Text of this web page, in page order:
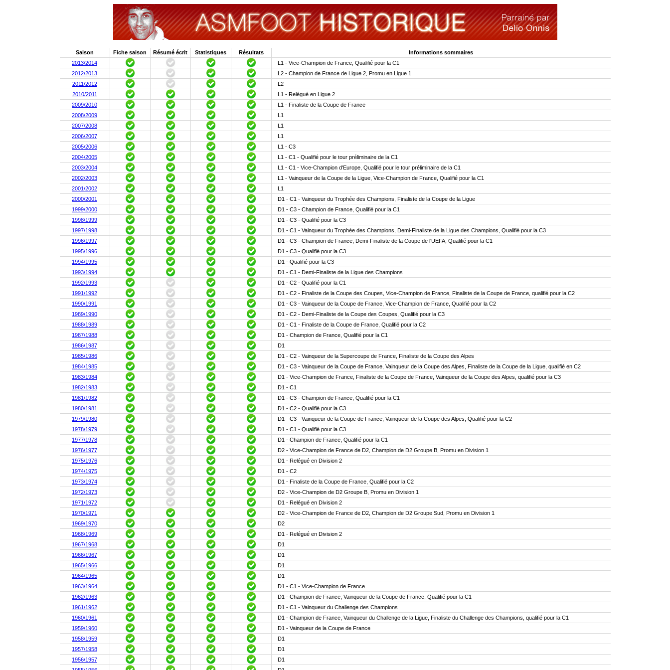
Saison Fiche saison Résumé écrit Statistiques Résultats
Informations sommaires
2013/2014
L1 - Vice-Champion de France, Qualifié pour la C1
2012/2013
L2 - Champion de France de Ligue 2, Promu en Ligue 1
2011/2012
L2
2010/2011
L1 - Relégué en Ligue 2
2009/2010
L1 - Finaliste de la Coupe de France
2008/2009
L1
2007/2008
L1
2006/2007
L1
2005/2006
L1 - C3
2004/2005
L1 - C1 - Qualifié pour le tour préliminaire de la C1
2003/2004
L1 - C1 - Vice-Champion d'Europe, Qualifié pour le tour préliminaire de la C1
2002/2003
L1 - Vainqueur de la Coupe de la Ligue, Vice-Champion de France, Qualifié pour la C1
2001/2002
L1
2000/2001
D1 - C1 - Vainqueur du Trophée des Champions, Finaliste de la Coupe de la Ligue
1999/2000
D1 - C3 - Champion de France, Qualifié pour la C1
1998/1999
D1 - C3 - Qualifié pour la C3
1997/1998
D1 - C1 - Vainqueur du Trophée des Champions, Demi-Finaliste de la Ligue des Champions, Qualifié pour la C3
1996/1997
D1 - C3 - Champion de France, Demi-Finaliste de la Coupe de l'UEFA, Qualifié pour la C1
1995/1996
D1 - C3 - Qualifié pour la C3
1994/1995
D1 - Qualifié pour la C3
1993/1994
D1 - C1 - Demi-Finaliste de la Ligue des Champions
1992/1993
D1 - C2 - Qualifié pour la C1
1991/1992
D1 - C2 - Finaliste de la Coupe des Coupes, Vice-Champion de France, Finaliste de la Coupe de France, qualifié pour la C2
1990/1991
D1 - C3 - Vainqueur de la Coupe de France, Vice-Champion de France, Qualifié pour la C2
1989/1990
D1 - C2 - Demi-Finaliste de la Coupe des Coupes, Qualifié pour la C3
1988/1989
D1 - C1 - Finaliste de la Coupe de France, Qualifié pour la C2
1987/1988
D1 - Champion de France, Qualifié pour la C1
1986/1987
D1
1985/1986
D1 - C2 - Vainqueur de la Supercoupe de France, Finaliste de la Coupe des Alpes
1984/1985
D1 - C3 - Vainqueur de la Coupe de France, Vainqueur de la Coupe des Alpes, Finaliste de la Coupe de la Ligue, qualifié en C2
1983/1984
D1 - Vice-Champion de France, Finaliste de la Coupe de France, Vainqueur de la Coupe des Alpes, qualifié pour la C3
1982/1983
D1 - C1
1981/1982
D1 - C3 - Champion de France, Qualifié pour la C1
1980/1981
D1 - C2 - Qualifié pour la C3
1979/1980
D1 - C3 - Vainqueur de la Coupe de France, Vainqueur de la Coupe des Alpes, Qualifié pour la C2
1978/1979
D1 - C1 - Qualifié pour la C3
1977/1978
D1 - Champion de France, Qualifié pour la C1
1976/1977
D2 - Vice-Champion de France de D2, Champion de D2 Groupe B, Promu en Division 1
1975/1976
D1 - Relégué en Division 2
1974/1975
D1 - C2
1973/1974
D1 - Finaliste de la Coupe de France, Qualifié pour la C2
1972/1973
D2 - Vice-Champion de D2 Groupe B, Promu en Division 1
1971/1972
D1 - Relégué en Division 2
1970/1971
D2 - Vice-Champion de France de D2, Champion de D2 Groupe Sud, Promu en Division 1
1969/1970
D2
1968/1969
D1 - Relégué en Division 2
1967/1968
D1
1966/1967
D1
1965/1966
D1
1964/1965
D1
1963/1964
D1 - C1 - Vice-Champion de France
1962/1963
D1 - Champion de France, Vainqueur de la Coupe de France, Qualifié pour la C1
1961/1962
D1 - C1 - Vainqueur du Challenge des Champions
1960/1961
D1 - Champion de France, Vainqueur du Challenge de la Ligue, Finaliste du Challenge des Champions, qualifié pour la C1
1959/1960
D1 - Vainqueur de la Coupe de France
1958/1959
D1
1957/1958
D1
1956/1957
D1